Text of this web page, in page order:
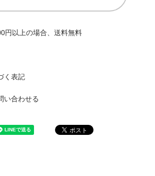
円以上の場合、送料無料
く表記
い合わせる